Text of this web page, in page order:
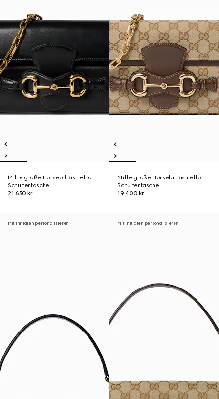
Mittelgroße Horsebit Ristretto
Schultertasche
21.650 kr.
Mittelgroße Horsebit Ristretto
Schultertasche
19.400 kr.
Mit Initialen personalisieren Mit Initialen personalisieren